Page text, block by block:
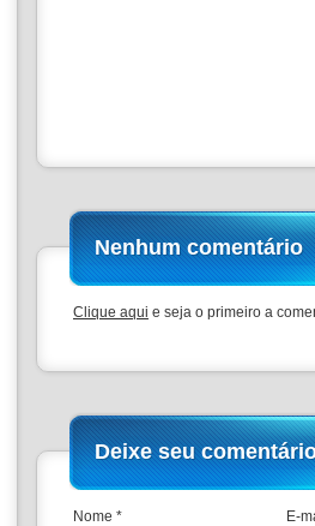
Nenhum comentário
Clique aqui e seja o primeiro a
Deixe seu
Nome * E-